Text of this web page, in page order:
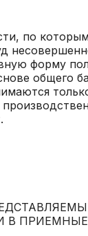
по
форму
общего
В